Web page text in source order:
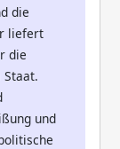
die
liefert
die
und